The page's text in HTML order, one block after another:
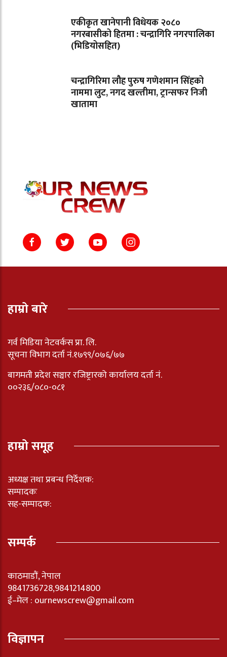
एकीकृत खानेपानी विधेयक २०८०
नगरबासीको हितमा : चन्द्रागिरि नगरपालिका
(भिडियोसहित)
चन्द्रागिरिमा लौह पुरुष गणेशमान सिंहको
नाममा लुट, नगद खल्तीमा, ट्रान्सफर निजी
खातामा
हाम्रो बारे
गर्व मिडिया नेटवर्कस प्रा. लि.
सूचना विभाग दर्ता नं.१७९९/०७६/७७
बागमती प्रदेश सञ्चार रजिष्ट्रारको कार्यालय दर्ता नंं.
००२३६/०८०-०८१
हाम्रो समूह
अध्यक्ष तथा प्रबन्ध निर्देशक:
सम्पादकः
सह-सम्पादक:
सम्पर्क
काठमाडौं, नेपाल
9841736728,9841214800
ई–मेल : ournewscrew@gmail.com
विज्ञापन